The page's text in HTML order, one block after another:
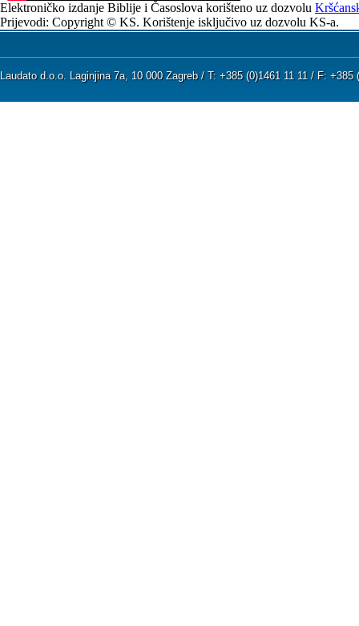
Elektroničko izdanje Biblije i Časoslova korišteno uz dozvolu
Prijevodi: Copyright © KS. Korištenje isključivo uz dozvolu KS-a.
Laudato d.o.o. Laginjina 7a, 10 000 Zagreb / T: +385 (0)1461 11 11 / F: